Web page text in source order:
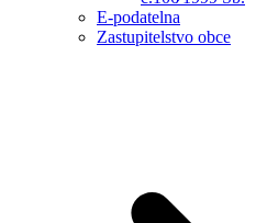
E-podatelna
Zastupitelstvo obce